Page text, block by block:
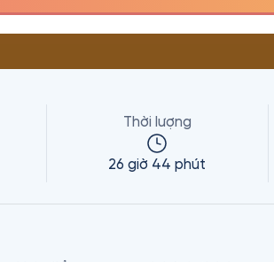
Thời lượng
26 giờ 44 phút